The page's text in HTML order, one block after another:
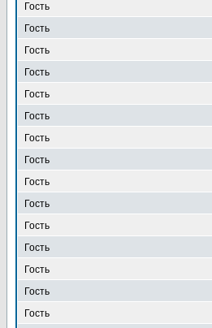
Гость
Гость
Гость
Гость
Гость
Гость
Гость
Гость
Гость
Гость
Гость
Гость
Гость
Гость
Гость